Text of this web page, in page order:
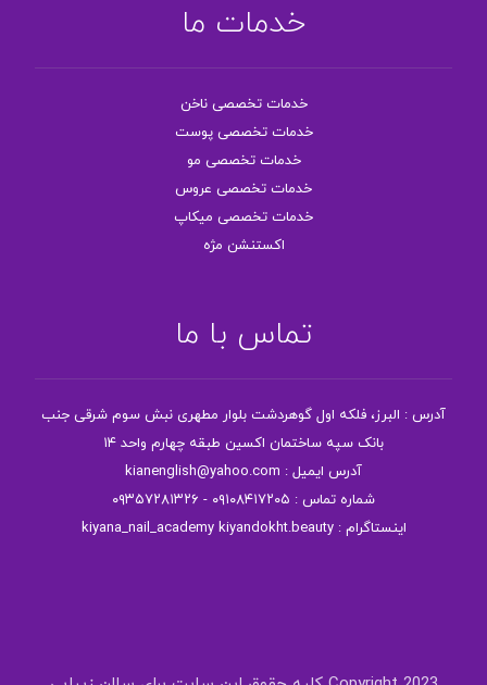
خدمات ما
خدمات تخصصی ناخن
خدمات تخصصی پوست
خدمات تخصصی مو
خدمات تخصصی عروس
خدمات تخصصی میکاپ
اکستنشن مژه
تماس با ما
آدرس : البرز، فلکه اول گوهردشت بلوار مطهری نبش سوم شرقی جنب
بانک سپه ساختمان اکسین طبقه چهارم واحد ۱۴
آدرس ایمیل : kianenglish@yahoo.com
شماره تماس : ۰۹۱۰۸۴۱۷۲۰۵ - ۰۹۳۵۷۲۸۱۳۲۶
اینستاگرام : kiyana_nail_academy kiyandokht.beauty